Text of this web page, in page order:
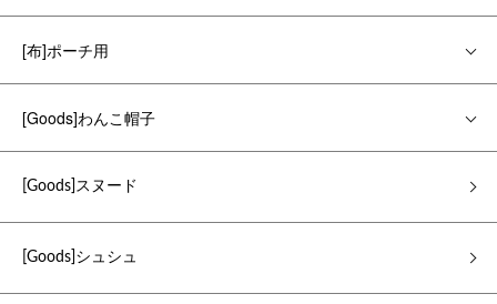
[布]ポーチ用
[Goods]わんこ帽子
[Goods]スヌード
[Goods]シュシュ